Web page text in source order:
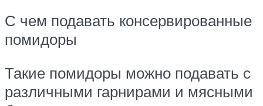
С чем подавать консервированные
помидоры
Такие помидоры можно подавать с
различными гарнирами и мясными